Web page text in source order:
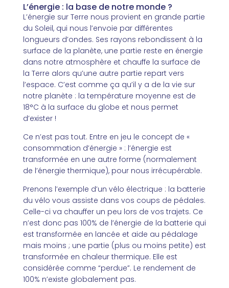
L’énergie : la base de notre monde ?
L’énergie sur Terre nous provient en grande partie
du Soleil, qui nous l’envoie par différentes
longueurs d’ondes. Ses rayons rebondissent à la
surface de la planète, une partie reste en énergie
dans notre atmosphère et chauffe la surface de
la Terre alors qu’une autre partie repart vers
l’espace. C’est comme ça qu’il y a de la vie sur
notre planète : la température moyenne est de
18°C à la surface du globe et nous permet
d’exister !
Ce n’est pas tout. Entre en jeu le concept de «
consommation d’énergie » : l’énergie est
transformée en une autre forme (normalement
de l’énergie thermique), pour nous irrécupérable.
Prenons l’exemple d’un vélo électrique : la batterie
du vélo vous assiste dans vos coups de pédales.
Celle-ci va chauffer un peu lors de vos trajets. Ce
n’est donc pas 100% de l’énergie de la batterie qui
est transformée en lancée et aide au pédalage
mais moins ; une partie (plus ou moins petite) est
transformée en chaleur thermique. Elle est
considérée comme “perdue”. Le rendement de
100% n’existe globalement pas.